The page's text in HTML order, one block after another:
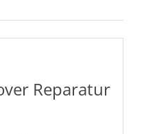
Reparatur